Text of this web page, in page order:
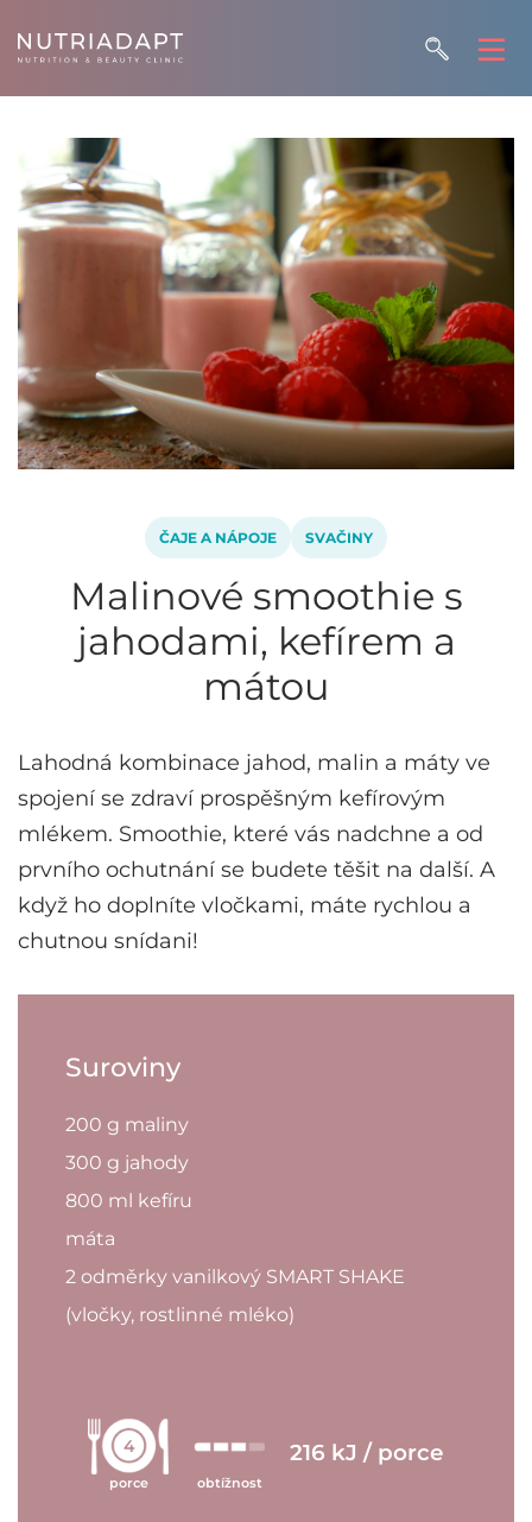
ČAJE A NÁPOJE SVAČINY
Malinové smoothie s
jahodami, kefírem a
mátou
Lahodná kombinace jahod, malin a máty ve
spojení se zdraví prospěšným kefírovým
mlékem. Smoothie, které vás nadchne a od
prvního ochutnání se budete těšit na další. A
když ho doplníte vločkami, máte rychlou a
chutnou snídani!
Suroviny
200 g maliny
300 g jahody
800 ml kefíru
máta
2 odměrky vanilkový SMART SHAKE
(vločky, rostlinné mléko)
4
porce obtížnost
216 kJ / porce